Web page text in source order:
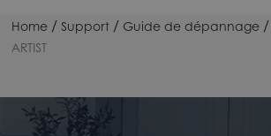
Home / Support / Guide de dépannage /
ARTIST